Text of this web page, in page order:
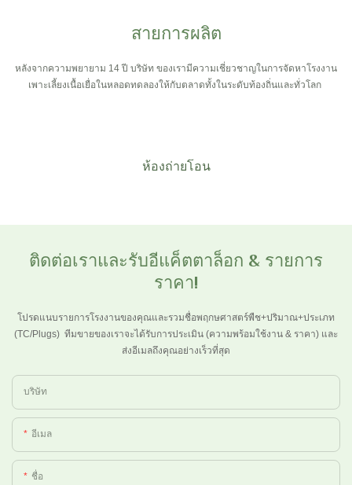
สายการผลิต
หลังจากความพยายาม 14 ปี บริษัท ของเรามีความเชี่ยวชาญในการจัดหาโรงงาน
เพาะเลี้ยงเนื้อเยื่อในหลอดทดลองให้กับตลาดทั้งในระดับท้องถิ่นและทั่วโลก
ห้องถ่ายโอน
ติดต่อเราและรับอีแค็ตตาล็อก & รายการ
ราคา!
โปรดแนบรายการโรงงานของคุณและรวมชื่อพฤกษศาสตร์พืช+ปริมาณ+ประเภท
(TC/Plugs) ทีมขายของเราจะได้รับการประเมิน (ความพร้อมใช้งาน & ราคา) และ
ส่งอีเมลถึงคุณอย่างเร็วที่สุด
บริษัท
อีเมล
ชื่อ